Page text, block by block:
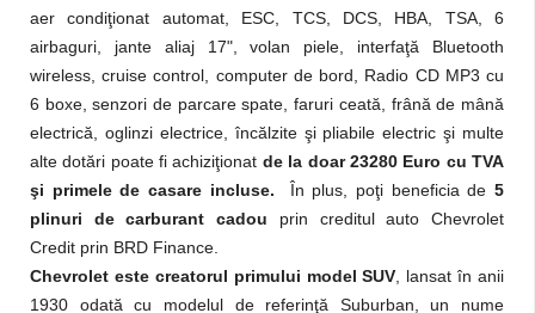
aer condiţionat automat, ESC, TCS, DCS, HBA, TSA, 6
airbaguri, jante aliaj 17", volan piele, interfaţă Bluetooth
wireless, cruise control, computer de bord, Radio CD MP3 cu
6 boxe, senzori de parcare spate, faruri ceată, frână de mână
electrică, oglinzi electrice, încălzite şi pliabile electric şi multe
alte dotări poate fi achiziţionat de la doar 23280 Euro cu TVA
şi primele de casare incluse. În plus, poţi beneficia de 5
plinuri de carburant cadou prin creditul auto Chevrolet
Credit prin BRD Finance.
Chevrolet este creatorul primului model SUV , lansat în anii
1930 odată cu modelul de referinţă Suburban, un nume